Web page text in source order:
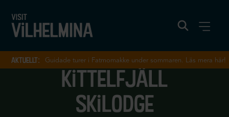
aktuellt: Guidade turer i Fatmomakke under sommaren. Läs mera här!
kittelfjäll
skilodge